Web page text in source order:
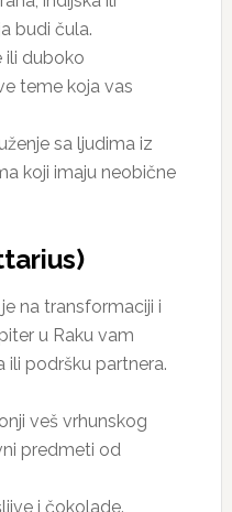
budi čula.
ili duboko
teme koja vas
sa ljudima iz
koji imaju neobične
je na transformaciji i
u Raku vam
ili podršku partnera.
veš vrhunskog
predmeti od
i čokolade.